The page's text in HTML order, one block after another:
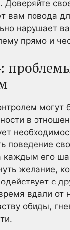
Доверяйте
вам повода
нарушает
прямо и
могут
в
поведение
каждым его
желание,
с
вдали от
обиды,